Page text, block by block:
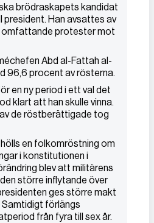
brödraskapets kandidat
president. Han avsattes av
omfattande protester mot
Abd al-Fattah al-
96,6 procent av rösterna.
en ny period i ett val det
klart att han skulle vinna.
de röstberättigade tog
en folkomröstning om
i konstitutionen i
blev att militärens
större inflytande över
ges större makt
förlängs
från fyra till sex år.